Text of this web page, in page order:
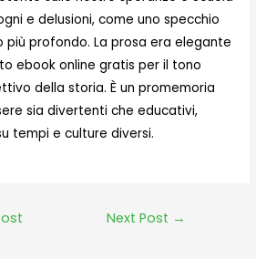
e delusioni, come uno specchio
profondo. La prosa era elegante
ebook online gratis per il tono
della storia. È un promemoria
sia divertenti che educativi,
tempi e culture diversi.
Next Post →